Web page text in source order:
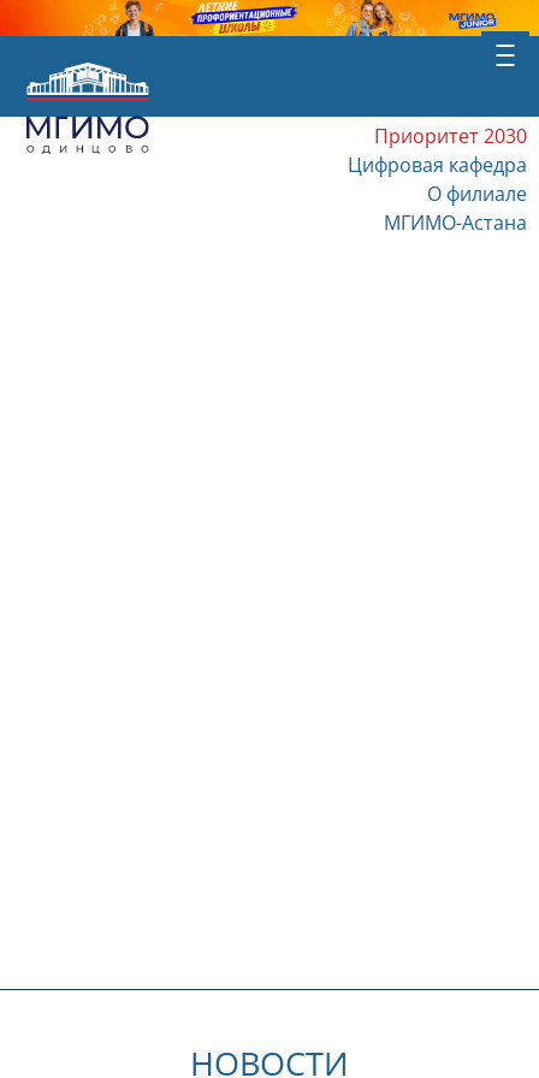
Приоритет 2030
Цифровая кафедра
О филиале
МГИМО-Астана
НОВОСТИ